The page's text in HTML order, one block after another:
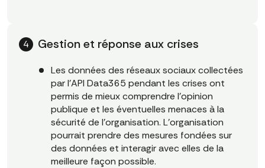
Gestion et réponse aux crises
Les données des réseaux sociaux collectées
par l'API Data365 pendant les crises ont
permis de mieux comprendre l'opinion
publique et les éventuelles menaces à la
sécurité de l'organisation. L'organisation
pourrait prendre des mesures fondées sur
des données et interagir avec elles de la
meilleure façon possible.